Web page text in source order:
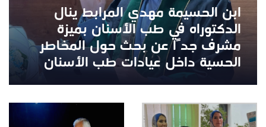
ابن الحسيمة مهدي المرابط ينال
الدكتوراه في طب الأسنان بميزة
مشرف جدًا عن بحث حول المخاطر
الحسية داخل عيادات طب الأسنان